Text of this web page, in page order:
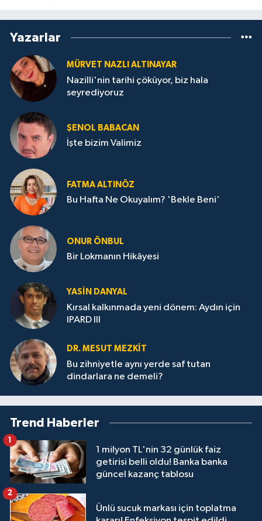
Yazarlar
MÜRVET NAZLI ALTINAYAR
Nazilli'nin tarihi çöküyor, biz hala
seyrediyoruz
ŞENOL BABACAN
İşte bizim Valimiz
FATMA ALTINÖZ
Bu Hafta Ne Okuyalım? 'Bekle Beni'
ONUR ÖNBUL
Bir Lokmanın Hikâyesi
YASIN DANYAL
Kırsal kalkınmada yeni dönem: Aydın için
IPARD III
DR. MESUT MEZKIT
Bu zihniyetle aynı yerde saf tutan
dindarlara ne demeli?
Trend Haberler
1 milyon TL'nin 32 günlük faiz
getirisi belli oldu! Banka banka
güncel kazanç tablosu
1
Ünlü sucuk markası için toplatma
2